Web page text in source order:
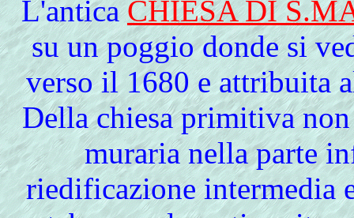
L'anticaCHIESA DI
su un poggio donde si
verso il 1680 e attribuita
Della chiesa primitiva
muraria nella parte
riedificazione intermedia